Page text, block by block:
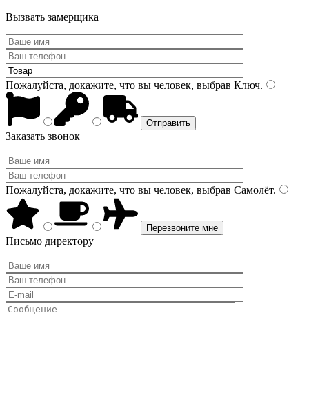
Вызвать замерщика
Пожалуйста, докажите, что вы человек, выбрав Ключ.
Заказать звонок
Пожалуйста, докажите, что вы человек, выбрав Самолёт.
Письмо директору